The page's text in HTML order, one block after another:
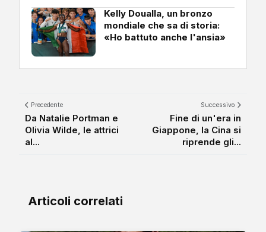
Kelly Doualla, un bronzo
mondiale che sa di storia:
«Ho battuto anche l'ansia»
Precedente
Da Natalie Portman e
Olivia Wilde, le attrici
al...
Successivo
Fine di un'era in
Giappone, la Cina si
riprende gli...
Articoli correlati